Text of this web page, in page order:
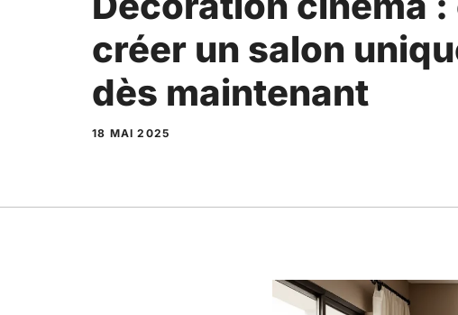
créer un salon
dès maintenant
18 MAI 2025